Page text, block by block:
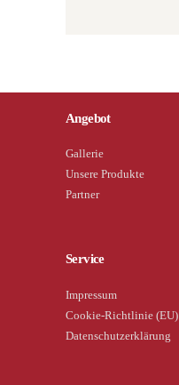
Angebot
Gallerie
Unsere Produkte
Partner
Service
Impressum
Cookie-Richtlinie (EU)
Datenschutzerklärung